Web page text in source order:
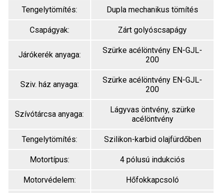
Tengelytömítés: Dupla mechanikus tömítés
Csapágyak: Zárt golyóscsapágy
Járókerék anyaga:
Szürke acélöntvény EN-GJL-
200
Sziv. ház anyaga:
Szürke acélöntvény EN-GJL-
200
Szívótárcsa anyaga:
Lágyvas öntvény, szürke
acélöntvény
Tengelytömítés: Szilikon-karbid olajfürdőben
Motortípus: 4 pólusú indukciós
Motorvédelem: Hőfokkapcsoló